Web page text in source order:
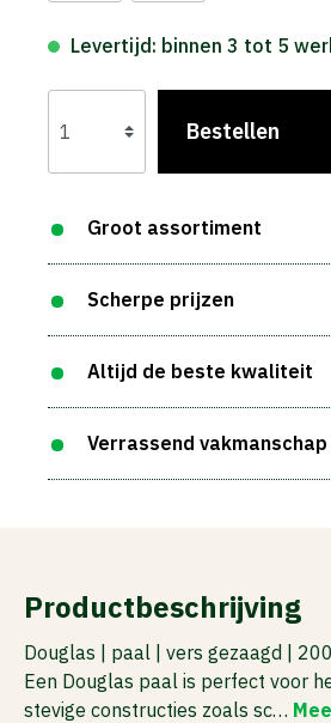
Levertijd: binnen 3 tot 5
Bestellen
Groot assortiment
Scherpe prijzen
Altijd de beste kwaliteit
Verrassend
Productbeschrijving
Douglas | paal | vers gezaagd |
Een Douglas paal is perfect voor
stevige constructies zoals sc…